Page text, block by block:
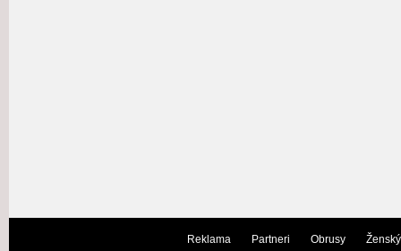
Reklama Partneri Obrusy